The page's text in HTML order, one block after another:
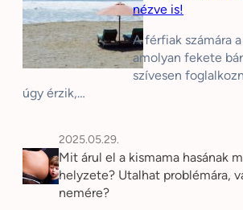
nézve is!
A férfiak számára
amolyan fekete
szívesen
úgy érzik,…
2025.05.29.
Mit árul el a kismama hasának
helyzete? Utalhat problémára,
nemére?